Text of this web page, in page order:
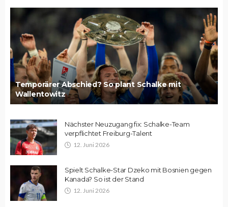
Temporärer Abschied? So plant Schalke mit
Wallentowitz
Nächster Neuzugang fix: Schalke-Team
verpflichtet Freiburg-Talent
12. Juni 2026
Spielt Schalke-Star Dzeko mit Bosnien gegen
Kanada? So ist der Stand
12. Juni 2026